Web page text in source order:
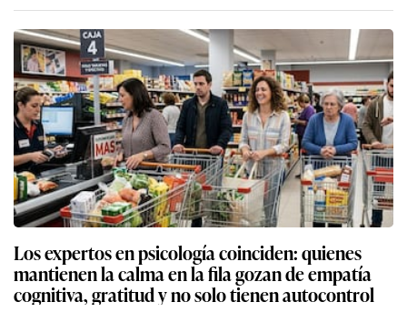
Los expertos en psicología coinciden: quienes
mantienen la calma en la fila gozan de empatía
cognitiva, gratitud y no solo tienen autocontrol